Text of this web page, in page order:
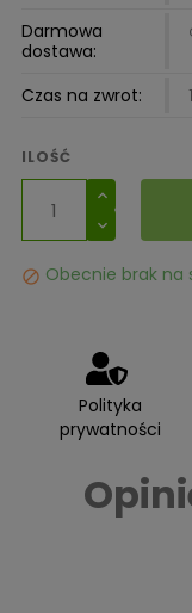
Darmowa
dostawa:
Czas na zwrot:
ILOŚĆ
 Obecnie brak na
Polityka
prywatności